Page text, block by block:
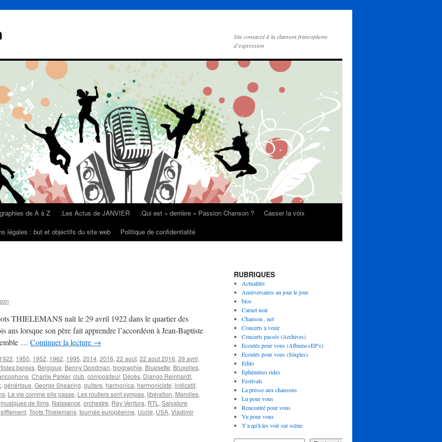
Site consacré à la chanson francophone
d’expression
de A à Z .Les Actus de JANVIER .Qui est « derrière » Passion Chanson ?
Casser la voix
légales : but et objectifs du site web Politique de confidentialité
THIELEMANS naît le 29 avril 1922 dans le quartier des
ans lorsque son père fait apprendre l’accordéon à Jean-Baptiste
… Continuer la lecture →
1922, 1950, 1952, 1962, 1995, 2014, 2016, 22 août, 22 août 2016, 29 avril,
belges, Belgique, Benny Goodman, biographie, Bluesette, Bruxelles,
, Charlie Parker, club, compositeur, Décès, Django Reinhardt,
, générique, George Shearing, guitare, harmonica, harmoniciste, indicatif,
, La vie comme elle passe, Les routiers sont sympas, libération, Marolles,
musiques de films, Naissance, orchestre, Ray Ventura, RTL , Salvatore
sifflement, Toots Thielemans, tournée européenne, Uccle, USA, Vladimir
RUBRIQUES
Actualités
Anniversaires au jour le jour
bios
Carnet noir
Chanson . net
Concerts à venir
Concerts passés (Archives)
Ecoutés pour vous (Albums+EP's)
Ecoutés pour vous (Singles)
Edito
Ephémères rides
Festivals
La presse aux chansons
Lu pour vous
Rencontré pour vous
Vu pour vous
Y'a qu'à les voir sur scène